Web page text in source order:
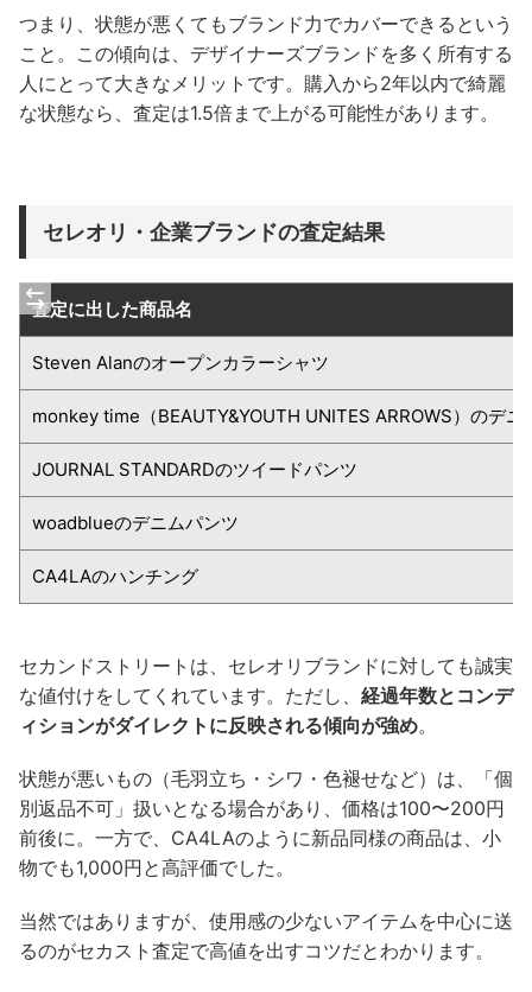
つまり、状態が悪くてもブランド力でカバーできるという
こと。この傾向は、デザイナーズブランドを多く所有する
人にとって大きなメリットです。購入から2年以内で綺麗
な状態なら、査定は1.5倍まで上がる可能性があります。
セレオリ・企業ブランドの査定結果
査定に出した商品名
Steven Alanのオープンカラーシャツ
monkey time（BEAUTY&YOUTH UNITES ARROWS）のデニ
JOURNAL STANDARDのツイードパンツ
woadblueのデニムパンツ
CA4LAのハンチング
セカンドストリートは、セレオリブランドに対しても誠実
な値付けをしてくれています。ただし、 経過年数とコンデ
ィションがダイレクトに反映される傾向が強め。
状態が悪いもの（毛羽立ち・シワ・色褪せなど）は、「個
別返品不可」扱いとなる場合があり、価格は100〜200円
前後に。一方で、CA4LAのように新品同様の商品は、小
物でも1,000円と高評価でした。
当然ではありますが、使用感の少ないアイテムを中心に送
るのがセカスト査定で高値を出すコツだとわかります。